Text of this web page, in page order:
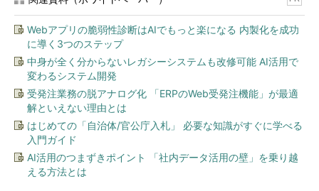
Webアプリの脆弱性診断はAIでもっと楽になる 内製化を成功
に導く3つのステップ
中身が全く分からないレガシーシステムも改修可能 AI活用で
変わるシステム開発
受発注業務の脱アナログ化 「ERPのWeb受発注機能」が最適
解といえない理由とは
はじめての「自治体/官公庁入札」 必要な知識がすぐに学べる
入門ガイド
AI活用のつまずきポイント 「社内データ活用の壁」を乗り越
える方法とは